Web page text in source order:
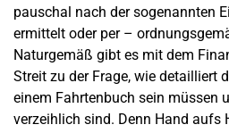
pauschal nach der sogenannten
ermittelt oder per –
Naturgemäß gibt es mit dem
Streit zu der Frage, wie detailliert
einem Fahrtenbuch sein müssen
verzeihlich sind. Denn Hand aufs